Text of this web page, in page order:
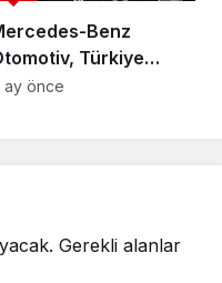
Benz
Türkiye
Federasyonu’nun
ay önce
Gerekli alanlar